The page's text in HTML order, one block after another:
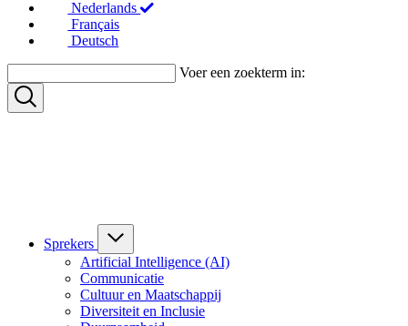
Nederlands
Français
Deutsch
Voer een zoekterm in:
Sprekers
Artificial Intelligence (AI)
Communicatie
Cultuur en Maatschappij
Diversiteit en Inclusie